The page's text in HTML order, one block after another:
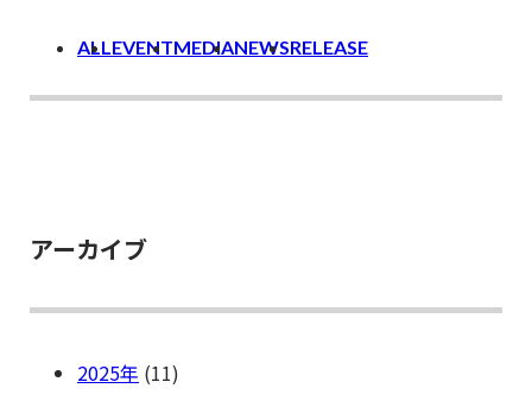
ALLEVENTMEDIANEWSRELEASE
アーカイブ
2025
(11)